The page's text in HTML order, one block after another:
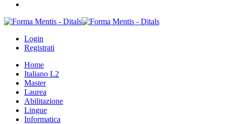
Login
Registrati
Home
Italiano L2
Master
Laurea
Abilitazione
Lingue
Informatica